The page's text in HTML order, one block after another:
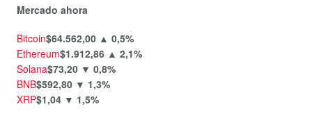
Mercado ahora
Bitcoin$64.562,00 ▲ 0,5%
Ethereum$1.912,86 ▲ 2,1%
Solana$73,20 ▼ 0,8%
BNB$592,80 ▼ 1,3%
XRP$1,04 ▼ 1,5%